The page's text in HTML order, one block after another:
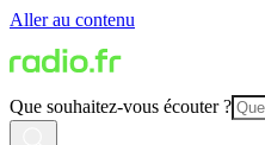
Aller au contenu
Que souhaitez-vous écouter ?